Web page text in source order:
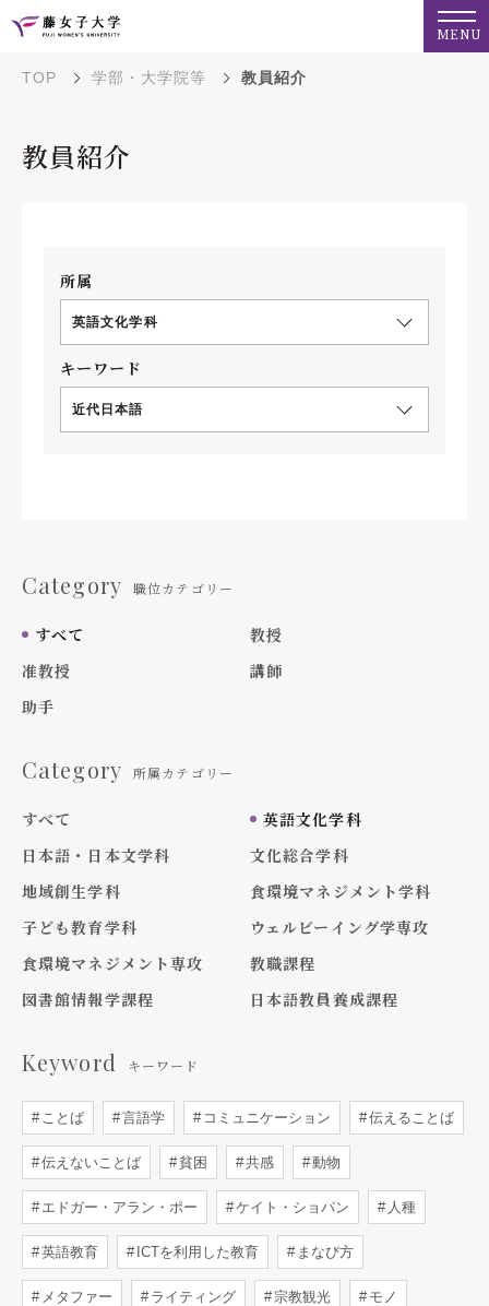
MENU
TOP 学部・大学院等 教員紹介
教員紹介
所属
英語文化学科
キーワード
近代日本語
Category 職位カテゴリー
すべて
教授
准教授
講師
助手
Category 所属カテゴリー
すべて
英語文化学科
日本語・日本文学科
文化総合学科
地域創生学科
食環境マネジメント学科
子ども教育学科
ウェルビーイング学専攻
食環境マネジメント専攻
教職課程
図書館情報学課程
日本語教員養成課程
Keyword キーワード
ことば 言語学 コミュニケーション 伝えることば
伝えないことば 貧困 共感 動物
エドガー・アラン・ポー ケイト・ショパン 人種
英語教育 ICTを利用した教育 まなび方
メタファー ライティング 宗教観光 モノ